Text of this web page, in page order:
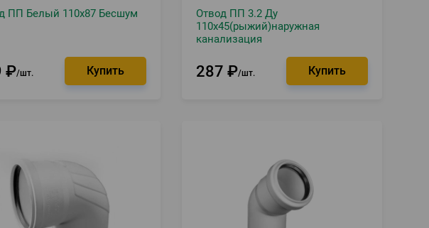
ПП Белый 110х87 Бесшум
₽ шт.
Отвод ПП 3.2 Ду
110х45(рыжий)наружная
канализация
287 ₽ шт.